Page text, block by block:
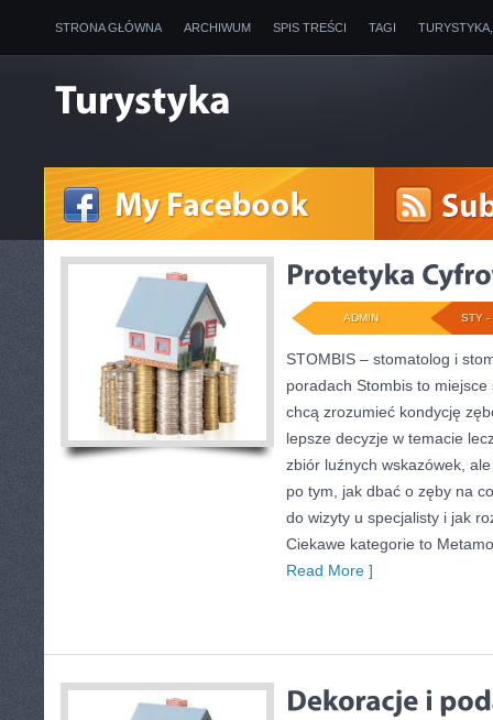
STRONA GŁÓWNA ARCHIWUM SPIS TREŚCI TAGI
STY -
ADMIN
STOMBIS – stomatolog i
poradach Stombis to
chcą zrozumieć kondycję
lepsze decyzje w temacie
zbiór luźnych wskazówek,
po tym, jak dbać o zęby na
do wizyty u specjalisty i jak
Ciekawe kategorie to
Read More ]